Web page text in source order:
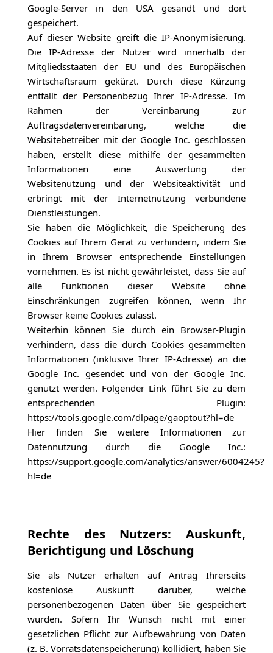
Google-Server in den USA gesandt und dort
gespeichert.
Auf dieser Website greift die IP-Anonymisierung.
Die IP-Adresse der Nutzer wird innerhalb der
Mitgliedsstaaten der EU und des Europäischen
Wirtschaftsraum gekürzt. Durch diese Kürzung
entfällt der Personenbezug Ihrer IP-Adresse. Im
Rahmen der Vereinbarung zur
Auftragsdatenvereinbarung, welche die
Websitebetreiber mit der Google Inc. geschlossen
haben, erstellt diese mithilfe der gesammelten
Informationen eine Auswertung der
Websitenutzung und der Websiteaktivität und
erbringt mit der Internetnutzung verbundene
Dienstleistungen.
Sie haben die Möglichkeit, die Speicherung des
Cookies auf Ihrem Gerät zu verhindern, indem Sie
in Ihrem Browser entsprechende Einstellungen
vornehmen. Es ist nicht gewährleistet, dass Sie auf
alle Funktionen dieser Website ohne
Einschränkungen zugreifen können, wenn Ihr
Browser keine Cookies zulässt.
Weiterhin können Sie durch ein Browser-Plugin
verhindern, dass die durch Cookies gesammelten
Informationen (inklusive Ihrer IP-Adresse) an die
Google Inc. gesendet und von der Google Inc.
genutzt werden. Folgender Link führt Sie zu dem
entsprechenden Plugin:
https://tools.google.com/dlpage/gaoptout?hl=de
Hier finden Sie weitere Informationen zur
Datennutzung durch die Google Inc.:
https://support.google.com/analytics/answer/6004245?
hl=de
Rechte des Nutzers: Auskunft,
Berichtigung und Löschung
Sie als Nutzer erhalten auf Antrag Ihrerseits
kostenlose Auskunft darüber, welche
personenbezogenen Daten über Sie gespeichert
wurden. Sofern Ihr Wunsch nicht mit einer
gesetzlichen Pflicht zur Aufbewahrung von Daten
(z. B. Vorratsdatenspeicherung) kollidiert, haben Sie